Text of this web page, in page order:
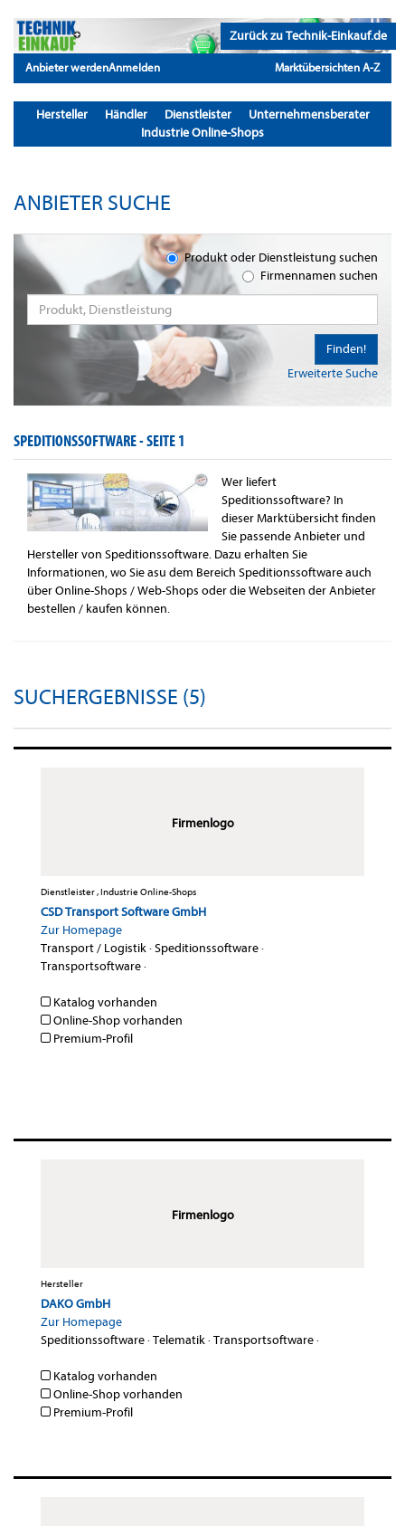
Zurück zu Technik-Einkauf.de
Anbieter werdenAnmelden Marktübersichten A-Z
Hersteller Händler Dienstleister
Unternehmensberater
Industrie Online-Shops
ANBIETER SUCHE
Produkt oder Dienstleistung suchen
Firmennamen suchen
Erweiterte Suche
Finden!
SPEDITIONSSOFTWARE -SEITE 1
Wer liefert
Speditionssoftware? In
dieser Marktübersicht finden
Sie passende Anbieter und
Hersteller von Speditionssoftware. Dazu erhalten Sie
Informationen, wo Sie asu dem Bereich Speditionssoftware auch
über Online-Shops / Web-Shops oder die Webseiten der Anbieter
bestellen / kaufen können.
SUCHERGEBNISSE (5)
Firmenlogo
Dienstleister , Industrie Online-Shops
CSD Transport Software GmbH
Zur Homepage
Transport / Logistik·Speditionssoftware·
Transportsoftware·
Katalog vorhanden
Online-Shop vorhanden
Premium-Profil
Firmenlogo
Hersteller
DAKO GmbH
Zur Homepage
Speditionssoftware·Telematik·Transportsoftware·
Katalog vorhanden
Online-Shop vorhanden
Premium-Profil